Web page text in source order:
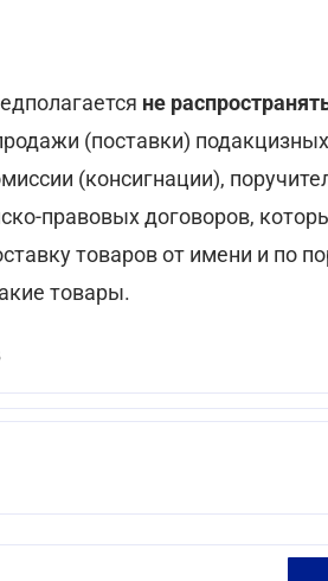
не
(поставки)
(консигнации),
правовых договоров,
товаров от имени и по
товары.